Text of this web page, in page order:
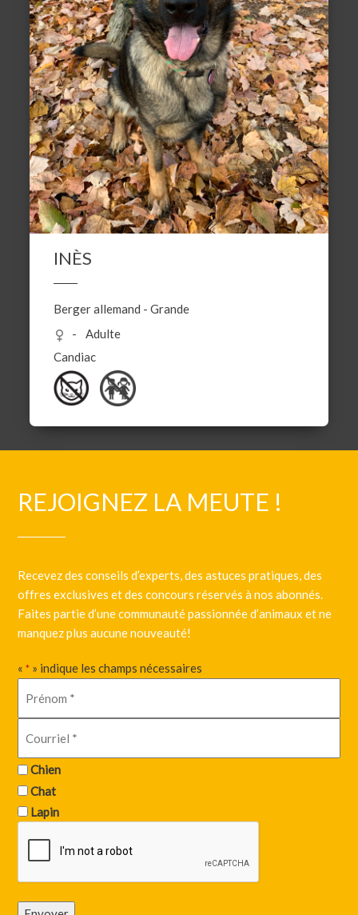
INÈS
Berger allemand -Grande
Adulte
Candiac
REJOIGNEZ LA MEUTE !
Recevez des conseils d’experts, des astuces pratiques, des
offres exclusives et des concours réservés à nos abonnés.
Faites partie d’une communauté passionnée d’animaux et ne
manquez plus aucune nouveauté!
«* » indique les champs nécessaires
Chien
Chat
Lapin